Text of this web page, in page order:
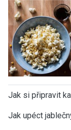
Jak si připravit
Jak upéct